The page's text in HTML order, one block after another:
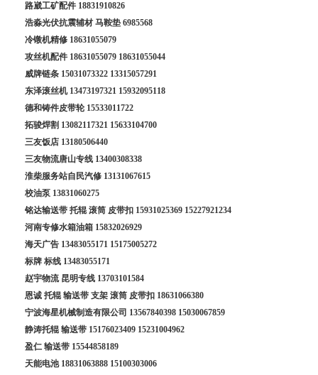
路崴工矿配件 18831910826
浩淼光伏抗震辅材 马鞍垫 6985568
冷镦机精修 18631055079
攻丝机配件 18631055079 18631055044
威牌链条 15031073322 13315057291
东泽滚丝机 13473197321 15932095118
德和铸件皮带轮 15533011722
拓骏焊割 13082117321 15633104700
三友饭店 13180506440
三友物流唐山专线 13400308338
淮柴服务站自民汽修 13131067615
校油泵 13831060275
铭达输送带 托辊 滚筒 皮带扣 15931025369 15227921234
河南专修水箱油箱 15832026929
海天广告 13483055171 15175005272
标牌 标线 13483055171
赵宇物流 昆明专线 13703101584
恩诚 托辊 输送带 支架 滚筒 皮带扣 18631066380
宁波海星机械制造有限公司 13567840398 15030067859
静涛托辊 输送带 15176023409 15231004962
盈仁 输送带 15544858189
天能电池 18831063888 15100303006